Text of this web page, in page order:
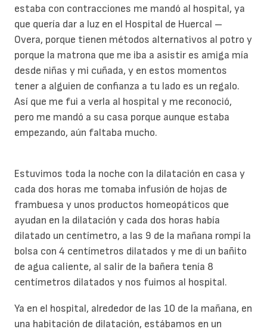
estaba con contracciones me mandó al hospital, ya
que quería dar a luz en el Hospital de Huercal –
Overa, porque tienen métodos alternativos al potro y
porque la matrona que me iba a asistir es amiga mía
desde niñas y mi cuñada, y en estos momentos
tener a alguien de confianza a tu lado es un regalo.
Así que me fui a verla al hospital y me reconoció,
pero me mandó a su casa porque aunque estaba
empezando, aún faltaba mucho.
Estuvimos toda la noche con la dilatación en casa y
cada dos horas me tomaba infusión de hojas de
frambuesa y unos productos homeopáticos que
ayudan en la dilatación y cada dos horas había
dilatado un centímetro, a las 9 de la mañana rompí la
bolsa con 4 centímetros dilatados y me di un bañito
de agua caliente, al salir de la bañera tenía 8
centímetros dilatados y nos fuimos al hospital.
Ya en el hospital, alrededor de las 10 de la mañana, en
una habitación de dilatación, estábamos en un